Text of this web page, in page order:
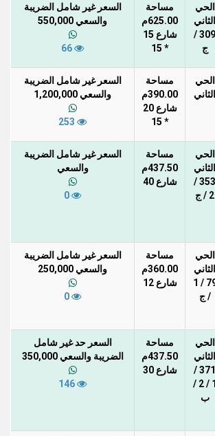
الحي
الثاني
309 /
ج
مساحة
625.00م
شارع 15
* 15
السعر غير شامل الضريبة
والسعي 550,000
الحي
الثاني
مساحة
390.00م
شارع 20
* 15
السعر غير شامل الضريبة
والسعي 1,200,000
الحي
الثاني
353 /
2 / ج
مساحة
437.50م
شارع 40
السعر غير شامل الضريبة
والسعي
الحي
الثاني
79 / 1
/ ج
مساحة
360.00م
شارع 12
السعر غير شامل الضريبة
والسعي 250,000
الحي
الثاني
371 /
1 / 2 /
ب
مساحة
437.50م
شارع 30
السعر حد غير شامل
الضريبة والسعي 350,000